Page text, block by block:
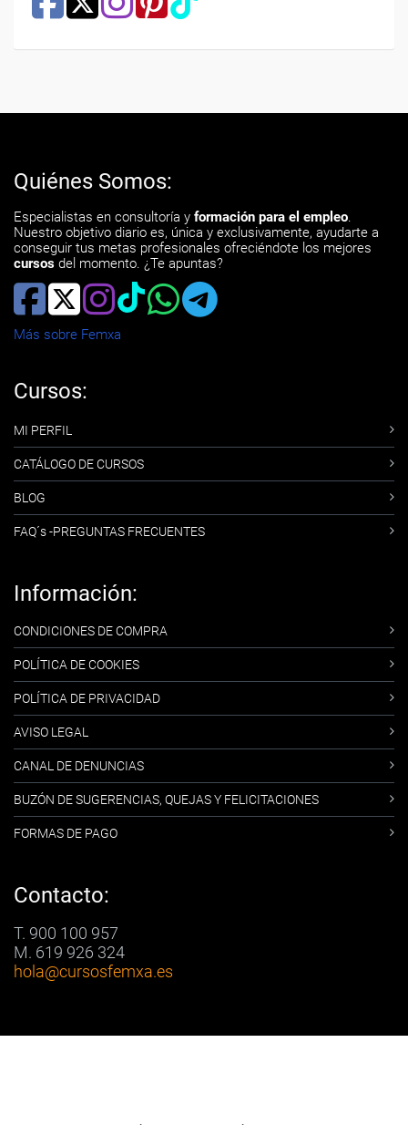
Quiénes Somos:
Especialistas en consultoría y formación para el empleo.
Nuestro objetivo diario es, única y exclusivamente, ayudarte a
conseguir tus metas profesionales ofreciéndote los mejores
cursos del momento. ¿Te apuntas?
Más sobre Femxa
Cursos:
MI PERFIL
CATÁLOGO DE CURSOS
BLOG
FAQ´s -PREGUNTAS FRECUENTES
Información:
CONDICIONES DE COMPRA
POLÍTICA DE COOKIES
POLÍTICA DE PRIVACIDAD
AVISO LEGAL
CANAL DE DENUNCIAS
BUZÓN DE SUGERENCIAS, QUEJAS Y FELICITACIONES
FORMAS DE PAGO
Contacto:
T. 900 100 957
M. 619 926 324
hola@cursosfemxa.es